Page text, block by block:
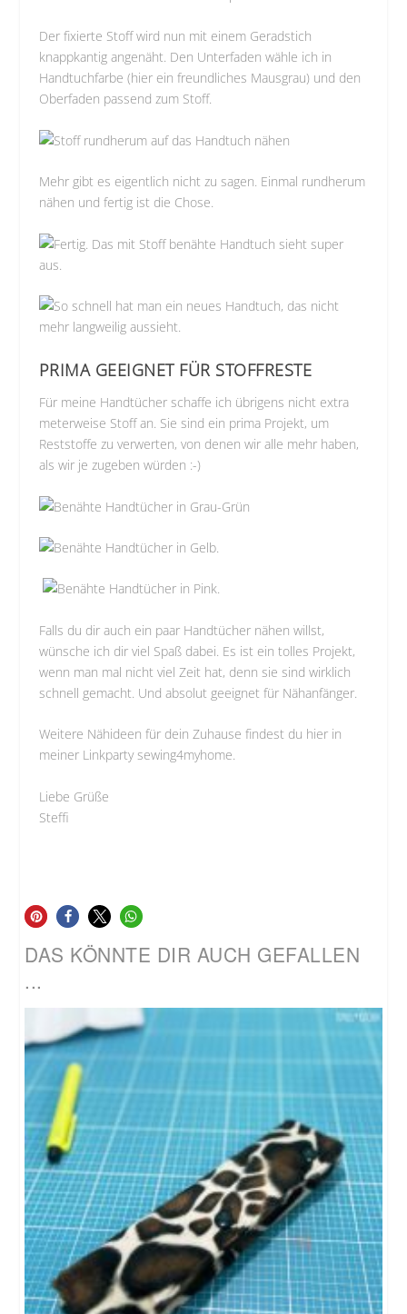
Der fixierte Stoff wird nun mit einem Geradstich
knappkantig angenäht. Den Unterfaden wähle ich in
Handtuchfarbe (hier ein freundliches Mausgrau) und den
Oberfaden passend zum Stoff.
Mehr gibt es eigentlich nicht zu sagen. Einmal rundherum
nähen und fertig ist die Chose.
PRIMA GEEIGNET FÜR STOFFRESTE
Für meine Handtücher schaffe ich übrigens nicht extra
meterweise Stoff an. Sie sind ein prima Projekt, um
Reststoffe zu verwerten, von denen wir alle mehr haben,
als wir je zugeben würden :-)
Falls du dir auch ein paar Handtücher nähen willst,
wünsche ich dir viel Spaß dabei. Es ist ein tolles Projekt,
wenn man mal nicht viel Zeit hat, denn sie sind wirklich
schnell gemacht. Und absolut geeignet für Nähanfänger.
Weitere Nähideen für dein Zuhause findest du hier in
meiner Linkparty sewing4myhome.
Liebe Grüße
Steffi
DAS KÖNNTE DIR AUCH GEFALLEN
...